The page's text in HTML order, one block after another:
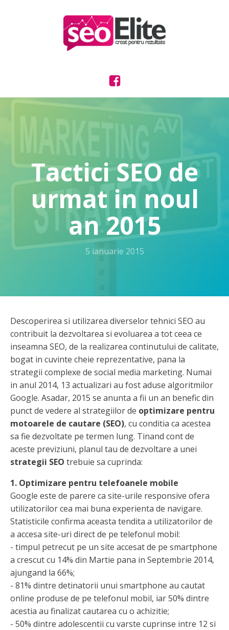
Tactici SEO de
urmat in noul
an 2015
5 ianuarie 2015
Descoperirea si utilizarea diverselor tehnici SEO au
contribuit la dezvoltarea si evoluarea a tot ceea ce
inseamna SEO, de la realizarea continutului de calitate,
bogat in cuvinte cheie reprezentative, pana la
strategii complexe de social media marketing. Numai
in anul 2014, 13 actualizari au fost aduse algoritmilor
Google. Asadar, 2015 se anunta a fii un an benefic din
punct de vedere al strategiilor de optimizare pentru
motoarele de cautare (SEO), cu conditia ca acestea
sa fie dezvoltate pe termen lung. Tinand cont de
aceste previziuni, planul tau de dezvoltare a unei
strategii SEO trebuie sa cuprinda:
1. Optimizare pentru telefoanele mobile
Google este de parere ca site-urile responsive ofera
utilizatorilor cea mai buna experienta de navigare.
Statisticile confirma aceasta tendita a utilizatorilor de
a accesa site-uri direct de pe telefonul mobil:
- timpul petrecut pe un site accesat de pe smartphone
a crescut cu 14% din Martie pana in Septembrie 2014,
ajungand la 66%;
- 81% dintre detinatorii unui smartphone au cautat
online produse de pe telefonul mobil, iar 50% dintre
acestia au finalizat cautarea cu o achizitie;
- 50% dintre adolescentii cu varste cuprinse intre 12 si